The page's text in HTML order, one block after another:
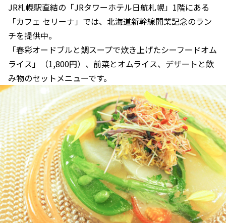
JR札幌駅直結の「JRタワーホテル日航札幌」1階にある
「カフェ セリーナ」では、北海道新幹線開業記念のラン
チを提供中。
「春彩オードブルと鯛スープで炊き上げたシーフードオム
ライス」（1,800円）、前菜とオムライス、デザートと飲
み物のセットメニューです。